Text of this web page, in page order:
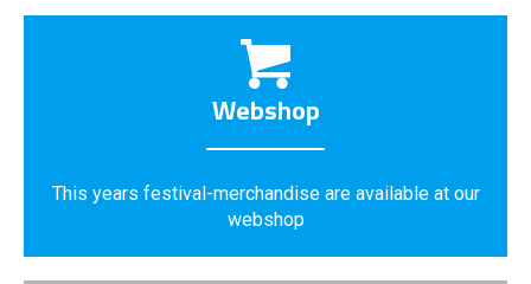
Webshop
This years festival-merchandise are available at our
webshop